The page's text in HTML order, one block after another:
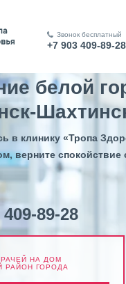
Звонок бесплатный
+7 903 409-89-28
белой
в клинику «Тропа
верните спокойствие
89-28
НА ДОМ
РАЙОН ГОРОДА